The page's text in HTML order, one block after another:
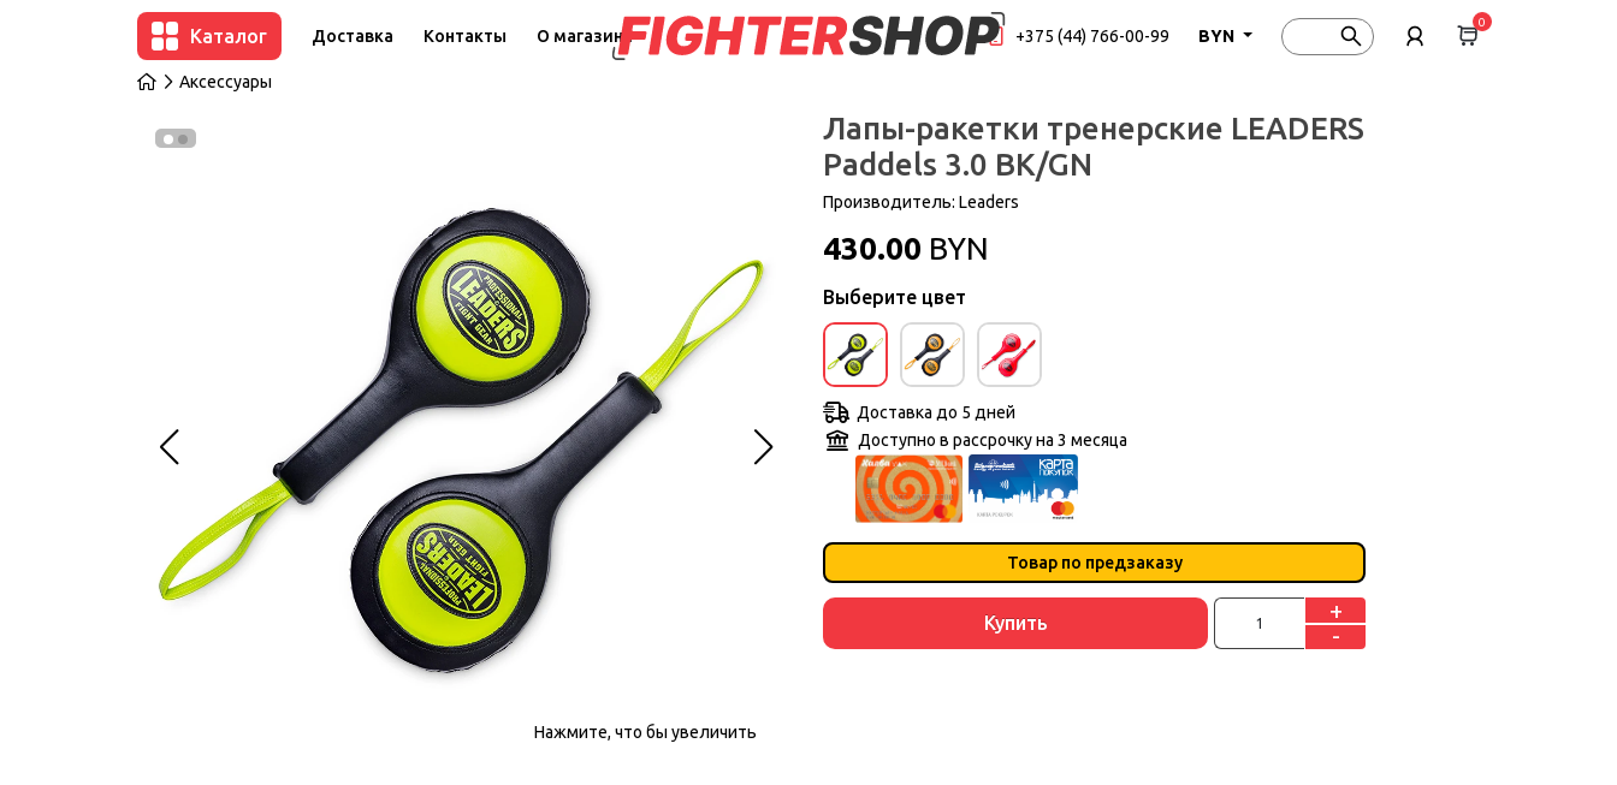
Каталог Доставка Контакты О магазине +375 (44) 766-00-99 BYN
0
Аксессуары
Нажмите, что бы увеличить
Лапы-ракетки тренерские LEADERS
Paddels 3.0 BK/GN
Производитель: Leaders
430.00 BYN
Выберите цвет
Доставка до 5 дней
Доступно в рассрочку на 3 месяца
Товар по предзаказу
Купить
+
-